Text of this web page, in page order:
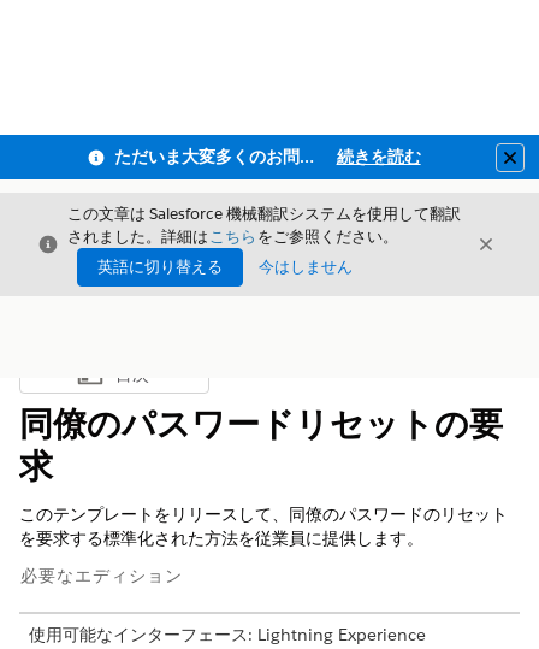
ただいま大変多くのお問い合わせをいただいており、ご連絡までにお時間を頂戴しております 続きを読む
閉じる
この文章は Salesforce 機械翻訳システムを使用して翻訳
されました。詳細はこちら をご参照ください。
英語に切り替える
今はしません
閉じる
目次を表示
目次
同僚のパスワードリセットの要
求
このテンプレートをリリースして、同僚のパスワードのリセット
を要求する標準化された方法を従業員に提供します。
必要なエディション
使用可能なインターフェース: Lightning Experience